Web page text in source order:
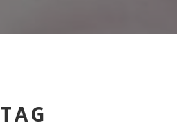
TAG